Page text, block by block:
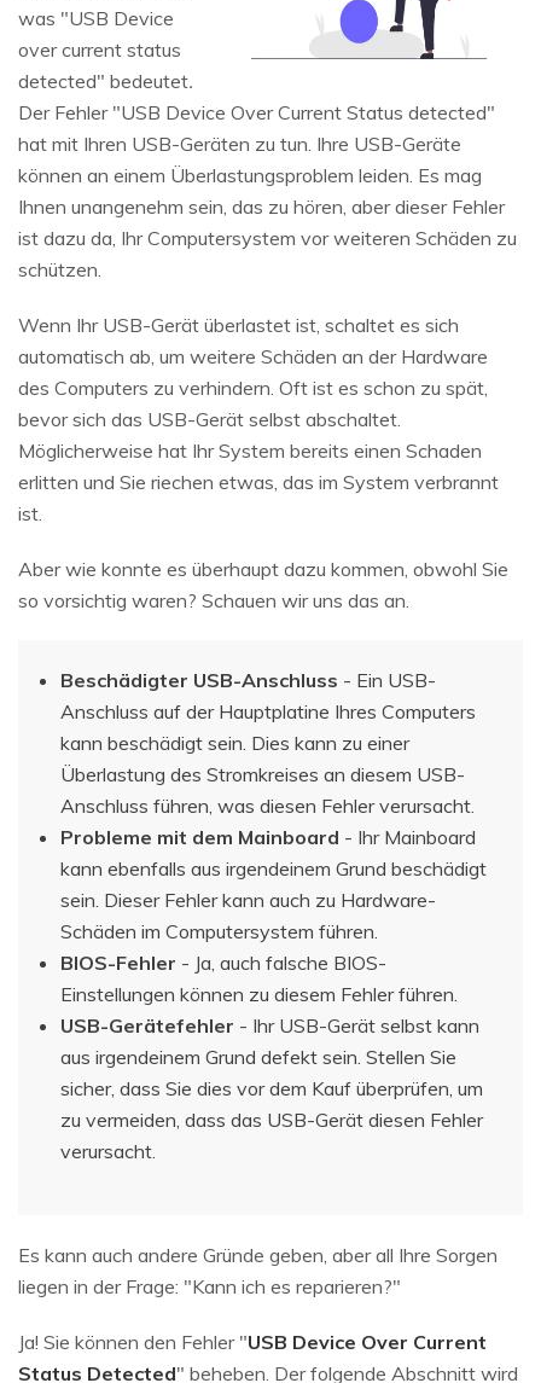
was "USB Device
over current status
detected" bedeutet.
Der Fehler "USB Device Over Current Status detected"
hat mit Ihren USB-Geräten zu tun. Ihre USB-Geräte
können an einem Überlastungsproblem leiden. Es mag
Ihnen unangenehm sein, das zu hören, aber dieser Fehler
ist dazu da, Ihr Computersystem vor weiteren Schäden zu
schützen.
Wenn Ihr USB-Gerät überlastet ist, schaltet es sich
automatisch ab, um weitere Schäden an der Hardware
des Computers zu verhindern. Oft ist es schon zu spät,
bevor sich das USB-Gerät selbst abschaltet.
Möglicherweise hat Ihr System bereits einen Schaden
erlitten und Sie riechen etwas, das im System verbrannt
ist.
Aber wie konnte es überhaupt dazu kommen, obwohl Sie
so vorsichtig waren? Schauen wir uns das an.
Beschädigter USB-Anschluss - Ein USB-
Anschluss auf der Hauptplatine Ihres Computers
kann beschädigt sein. Dies kann zu einer
Überlastung des Stromkreises an diesem USB-
Anschluss führen, was diesen Fehler verursacht.
Probleme mit dem Mainboard - Ihr Mainboard
kann ebenfalls aus irgendeinem Grund beschädigt
sein. Dieser Fehler kann auch zu Hardware-
Schäden im Computersystem führen.
BIOS-Fehler - Ja, auch falsche BIOS-
Einstellungen können zu diesem Fehler führen.
USB-Gerätefehler - Ihr USB-Gerät selbst kann
aus irgendeinem Grund defekt sein. Stellen Sie
sicher, dass Sie dies vor dem Kauf überprüfen, um
zu vermeiden, dass das USB-Gerät diesen Fehler
verursacht.
Es kann auch andere Gründe geben, aber all Ihre Sorgen
liegen in der Frage: "Kann ich es reparieren?"
Ja! Sie können den Fehler "USB Device Over Current
Status Detected" beheben. Der folgende Abschnitt wird